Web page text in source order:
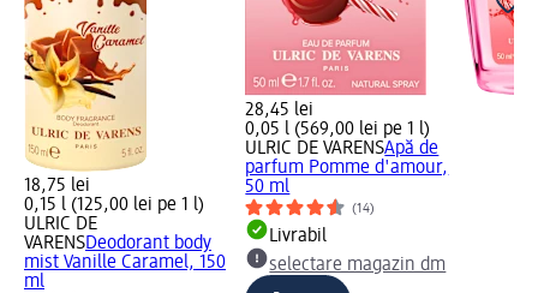
18,75 lei
0,15 l (125,00 lei pe 1 l)
ULRIC DE
VARENSDeodorant body
mist Vanille Caramel, 150
ml
28,45 lei
0,05 l (569,00 lei pe 1 l)
ULRIC DE VARENSApă de
parfum Pomme d'amour,
50 ml
(14)
Livrabil
selectare magazin dm